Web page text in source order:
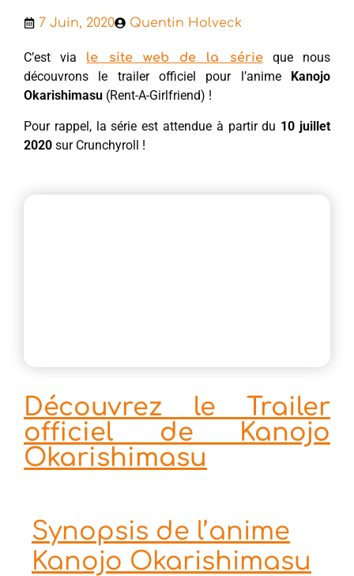
7 Juin, 2020 Quentin Holveck
C’est via le site web de la sérieque nous
découvrons le trailer officiel pour l’anime Kanojo
Okarishimasu (Rent-A-Girlfriend) !
Pour rappel, la série est attendue à partir du 10 juillet
2020 sur Crunchyroll !
Découvrez le Trailer
officiel de Kanojo
Okarishimasu
Synopsis de l’anime
Kanojo Okarishimasu